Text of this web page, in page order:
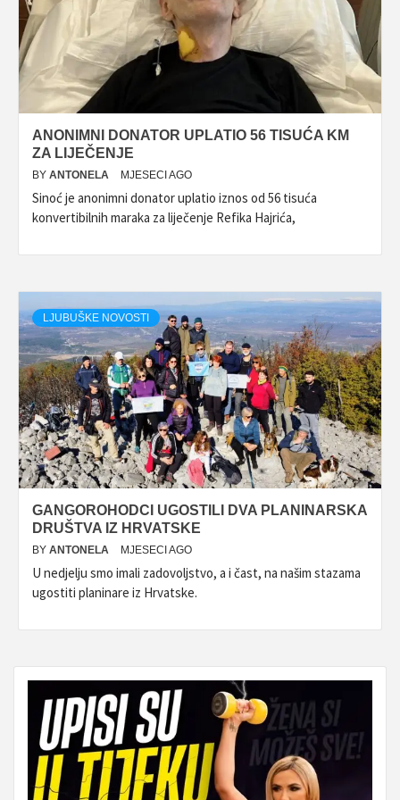
ANONIMNI DONATOR UPLATIO 56 TISUĆA KM
ZA LIJEČENJE
BY ANTONELA MJESECI AGO
Sinoć je anonimni donator uplatio iznos od 56 tisuća
konvertibilnih maraka za liječenje Refika Hajrića,
LJUBUŠKE NOVOSTI
GANGOROHODCI UGOSTILI DVA PLANINARSKA
DRUŠTVA IZ HRVATSKE
BY ANTONELA MJESECI AGO
U nedjelju smo imali zadovoljstvo, a i čast, na našim stazama
ugostiti planinare iz Hrvatske.